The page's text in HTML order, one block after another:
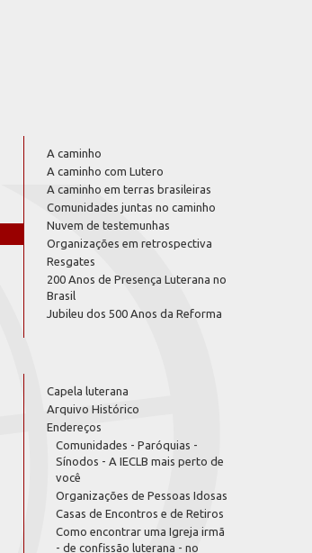
A caminho
A caminho com Lutero
A caminho em terras brasileiras
Comunidades juntas no caminho
Nuvem de testemunhas
Organizações em retrospectiva
Resgates
200 Anos de Presença Luterana no
Brasil
Jubileu dos 500 Anos da Reforma
Capela luterana
Arquivo Histórico
Endereços
Comunidades - Paróquias -
Sínodos - A IECLB mais perto de
você
Organizações de Pessoas Idosas
Casas de Encontros e de Retiros
Como encontrar uma Igreja irmã
- de confissão luterana - no